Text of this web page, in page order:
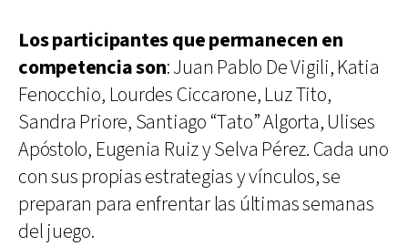
Los participantes que permanecen en
competencia son: Juan Pablo De Vigili, Katia
Fenocchio, Lourdes Ciccarone, Luz Tito,
Sandra Priore, Santiago “Tato” Algorta, Ulises
Apóstolo, Eugenia Ruiz y Selva Pérez. Cada uno
con sus propias estrategias y vínculos, se
preparan para enfrentar las últimas semanas
del juego.